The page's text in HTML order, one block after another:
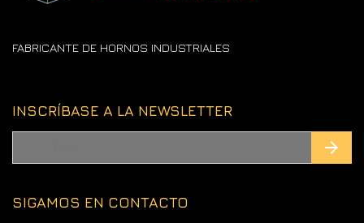
FABRICANTE DE HORNOS INDUSTRIALES
INSCRÍBASE A LA NEWSLETTER
SIGAMOS EN CONTACTO